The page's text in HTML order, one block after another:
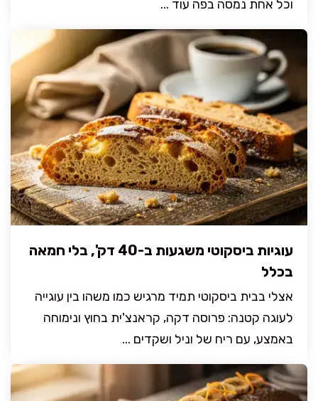
וכל אחת נמסה בפה עוד ...
עוגיות ביסקוטי משגעות ב-40 דק', בלי חמאה
בכלל
אצלי בבית ביסקוטי תמיד מרגיש כמו משהו בין עוגייה
לעוגה קטנה: פרוסה דקה, קראנצ'ית בחוץ ונימוחה
באמצע, עם ריח של וניל ושקדים ...